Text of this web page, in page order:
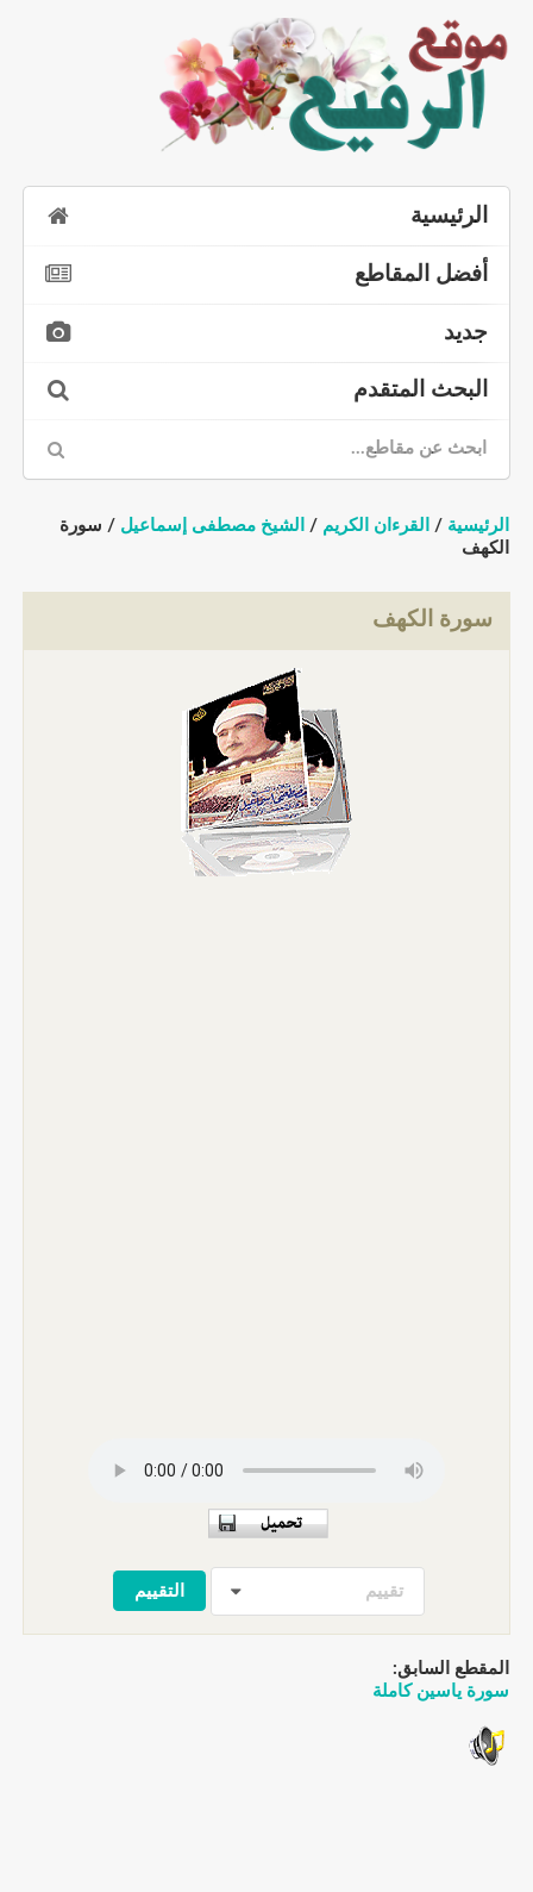
الرئيسية
أفضل المقاطع
جديد
البحث المتقدم
الرئيسية / القرءان الكريم / الشيخ مصطفى إسماعيل / سورة
الكهف
سورة الكهف
تقييم
المقطع السابق:
سورة ياسين كاملة